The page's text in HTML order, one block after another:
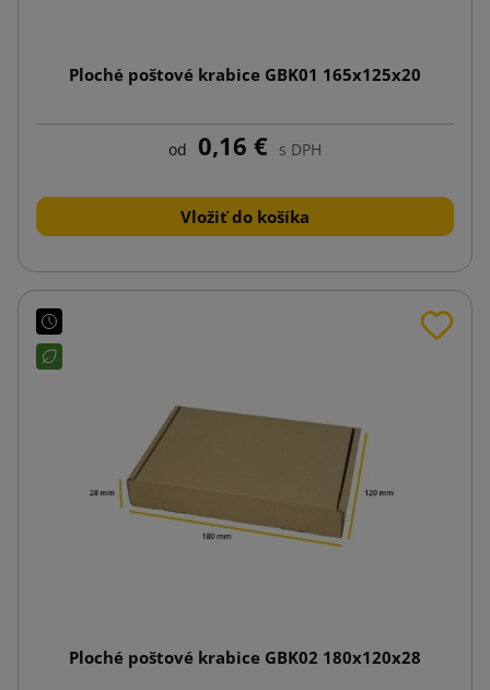
Ploché poštové krabice GBK01 165x125x20
od 0,16 € s DPH
Vložiť do košíka
Ploché poštové krabice GBK02 180x120x28